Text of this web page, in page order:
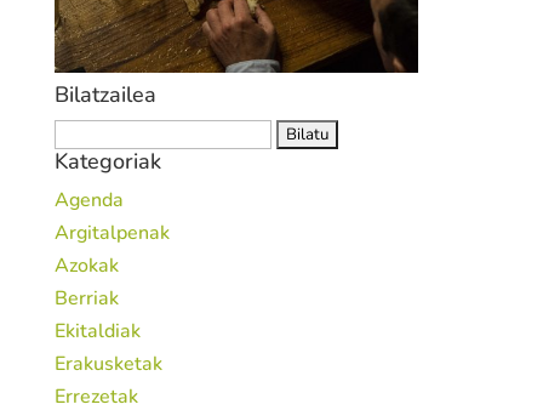
Bilatzailea
Kategoriak
Agenda
Argitalpenak
Azokak
Berriak
Ekitaldiak
Erakusketak
Errezetak